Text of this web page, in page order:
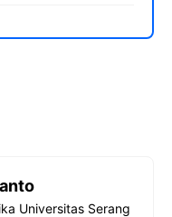
Universitas Serang